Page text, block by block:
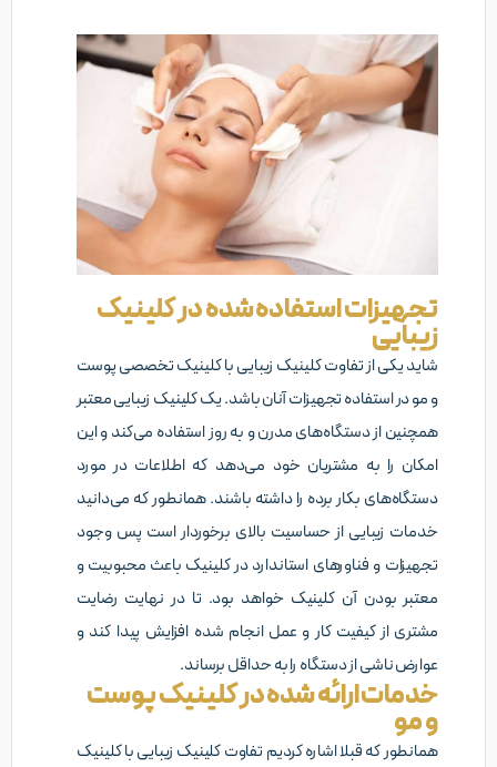
تجهیزات استفاده شده در کلینیک
زیبایی
شاید یکی از تفاوت کلینیک زیبایی با کلینیک تخصصی پوست
و مو در استفاده تجهیزات آنان باشد. یک کلینیک زیبایی معتبر
همچنین از دستگاه‌های مدرن و به روز استفاده می‌کند و این
امکان را به مشتریان خود می‌دهد که اطلاعات در مورد
دستگاه‌های بکار برده را داشته باشند. همانطور که می‌دانید
خدمات زیبایی از حساسیت بالای برخوردار است پس وجود
تجهیزات و فناورهای استاندارد در کلینیک باعث محبوبیت و
معتبر بودن آن کلینیک خواهد بود. تا در نهایت رضایت
مشتری از کیفیت کار و عمل انجام شده افزایش پیدا کند و
عوارض ناشی از دستگاه را به حداقل برساند.
خدمات ارائه شده در کلینیک پوست
و مو
همانطور که قبلا اشاره کردیم تفاوت کلینیک زیبایی با کلینیک